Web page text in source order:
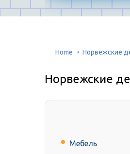
Home Норвежские
Норвежские
Мебель